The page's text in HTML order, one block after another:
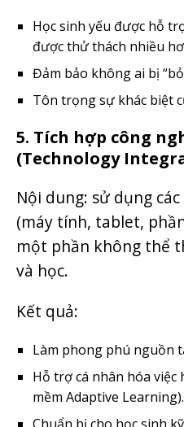
Học sinh yếu được hỗ
được thử thách nhiều
Đảm bảo không ai bị
Tôn trọng sự khác biệt
5. Tích hợp công
(Technology
Nội dung: sử dụng
(máy tính, tablet,
một phần không thể
và học.
Kết quả:
Làm phong phú nguồn
Hỗ trợ cá nhân hóa việc
mềm Adaptive Learning).